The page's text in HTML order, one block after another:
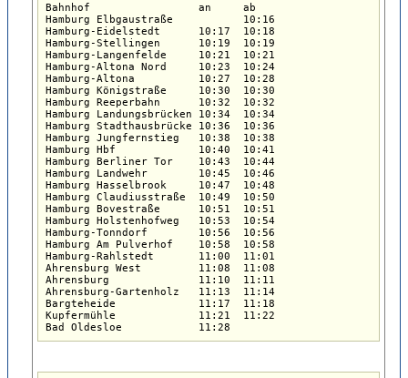
Bahnhof                 an     ab
Hamburg Elbgaustraße           10:16
Hamburg-Eidelstedt      10:17  10:18
Hamburg-Stellingen      10:19  10:19
Hamburg-Langenfelde     10:21  10:21
Hamburg-Altona Nord     10:23  10:24
Hamburg-Altona          10:27  10:28
Hamburg Königstraße     10:30  10:30
Hamburg Reeperbahn      10:32  10:32
Hamburg Landungsbrücken 10:34  10:34
Hamburg Stadthausbrücke 10:36  10:36
Hamburg Jungfernstieg   10:38  10:38
Hamburg Hbf             10:40  10:41
Hamburg Berliner Tor    10:43  10:44
Hamburg Landwehr        10:45  10:46
Hamburg Hasselbrook     10:47  10:48
Hamburg Claudiusstraße  10:49  10:50
Hamburg Bovestraße      10:51  10:51
Hamburg Holstenhofweg   10:53  10:54
Hamburg-Tonndorf        10:56  10:56
Hamburg Am Pulverhof    10:58  10:58
Hamburg-Rahlstedt       11:00  11:01
Ahrensburg West         11:08  11:08
Ahrensburg              11:10  11:11
Ahrensburg-Gartenholz   11:13  11:14
Bargteheide             11:17  11:18
Kupfermühle             11:21  11:22
Bad Oldesloe            11:28